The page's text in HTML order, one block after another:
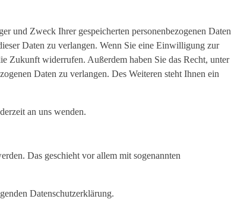
und Zweck Ihrer gespeicherten personenbezogenen Daten
Daten zu verlangen. Wenn Sie eine Einwilligung zur
Zukunft widerrufen. Außerdem haben Sie das Recht, unter
Daten zu verlangen. Des Weiteren steht Ihnen ein
an uns wenden.
Das geschieht vor allem mit sogenannten
Datenschutzerklärung.